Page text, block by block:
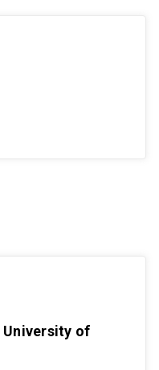
University of